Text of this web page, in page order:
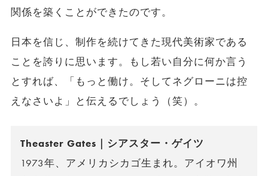
関係を築くことができたのです。
日本を信じ、制作を続けてきた現代美術家である
ことを誇りに思います。もし若い自分に何か言う
とすれば、「もっと働け。そしてネグローニは控
えなさいよ」と伝えるでしょう（笑）。
Theaster Gates｜シアスター・ゲイツ
1973年、アメリカシカゴ生まれ。アイオワ州